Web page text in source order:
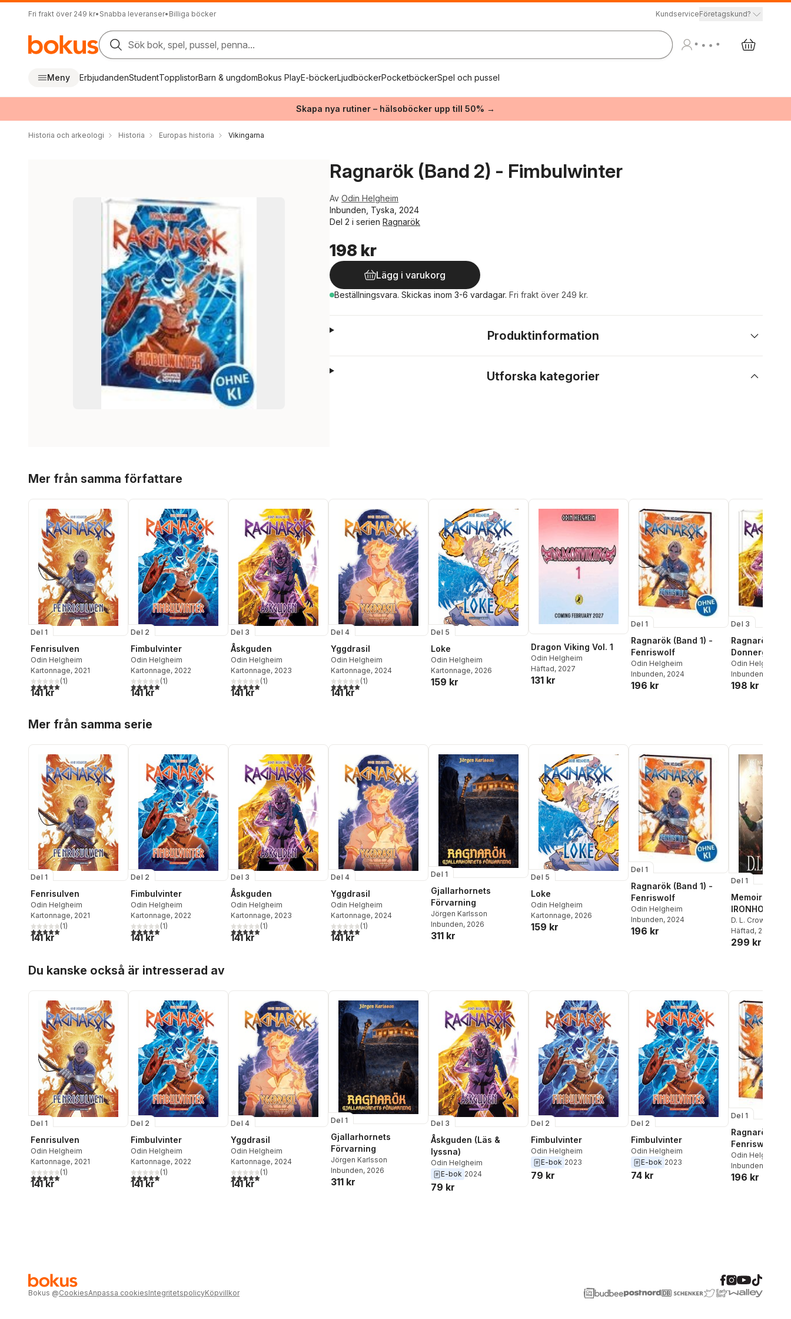
Fri frakt över 249 kr• Snabba leveranser• Billiga böcker KundserviceFöretagskund?
Sök bok, spel, pussel, penna...
Meny ErbjudandenStudentTopplistorBarn & ungdomBokus PlayE-böckerLjudböckerPocketböckerSpel och pussel
Skapa nya rutiner – hälsoböcker upp till 50% →
Historia och arkeologi Historia Europas historia Vikingarna
Ragnarök (Band 2) - Fimbulwinter
Av Odin Helgheim
Inbunden, Tyska, 2024
Del 2 i serien Ragnarök
198 kr
Lägg i varukorg
Beställningsvara. Skickas inom 3-6 vardagar. Fri frakt över 249 kr.
Produktinformation
Utforska kategorier
Mer från samma författare
Del 1
Fenrisulven
Odin Helgheim
Kartonnage, 2021
5,0utav 5 stjärnor. Totalt antal röster:
(1)
141 kr
Del 2
Fimbulvinter
Odin Helgheim
Kartonnage, 2022
5,0utav 5 stjärnor. Totalt antal röster:
(1)
141 kr
Del 3
Åskguden
Odin Helgheim
Kartonnage, 2023
5,0utav 5 stjärnor. Totalt antal röster:
(1)
141 kr
Del 4
Yggdrasil
Odin Helgheim
Kartonnage, 2024
5,0utav 5 stjärnor. Totalt antal röster:
(1)
141 kr
Del 5
Loke
Odin Helgheim
Kartonnage, 2026
159 kr
Dragon Viking Vol. 1
Odin Helgheim
Häftad, 2027
131 kr
Del 1
Ragnarök (Band 1) -
Fenriswolf
Odin Helgheim
Inbunden, 2024
196 kr
Del 3
Ragnarök
Donnergott
Odin Helgheim
Inbunden
198 kr
Mer från samma serie
Del 1
Fenrisulven
Odin Helgheim
Kartonnage, 2021
5,0utav 5 stjärnor. Totalt antal röster:
(1)
141 kr
Del 2
Fimbulvinter
Odin Helgheim
Kartonnage, 2022
5,0utav 5 stjärnor. Totalt antal röster:
(1)
141 kr
Del 3
Åskguden
Odin Helgheim
Kartonnage, 2023
5,0utav 5 stjärnor. Totalt antal röster:
(1)
141 kr
Del 4
Yggdrasil
Odin Helgheim
Kartonnage, 2024
5,0utav 5 stjärnor. Totalt antal röster:
(1)
141 kr
Del 1
Gjallarhornets
Förvarning
Jörgen Karlsson
Inbunden, 2026
311 kr
Del 5
Loke
Odin Helgheim
Kartonnage, 2026
159 kr
Del 1
Ragnarök (Band 1) -
Fenriswolf
Odin Helgheim
Inbunden, 2024
196 kr
Del 1
Memoirs of
IRONHOOD
D. L. Crowson
Häftad, 2018
299 kr
Du kanske också är intresserad av
Del 1
Fenrisulven
Odin Helgheim
Kartonnage, 2021
5,0utav 5 stjärnor. Totalt antal röster:
(1)
141 kr
Del 2
Fimbulvinter
Odin Helgheim
Kartonnage, 2022
5,0utav 5 stjärnor. Totalt antal röster:
(1)
141 kr
Del 4
Yggdrasil
Odin Helgheim
Kartonnage, 2024
5,0utav 5 stjärnor. Totalt antal röster:
(1)
141 kr
Del 1
Gjallarhornets
Förvarning
Jörgen Karlsson
Inbunden, 2026
311 kr
Del 3
Åskguden (Läs &
lyssna)
Odin Helgheim
E-bok 2024
79 kr
Del 2
Fimbulvinter
Odin Helgheim
E-bok 2023
79 kr
Del 2
Fimbulvinter
Odin Helgheim
E-bok 2023
74 kr
Del 1
Ragnarök
Fenriswolf
Odin Helgheim
Inbunden
196 kr
Bokus @CookiesAnpassa cookiesIntegritetspolicyKöpvillkor